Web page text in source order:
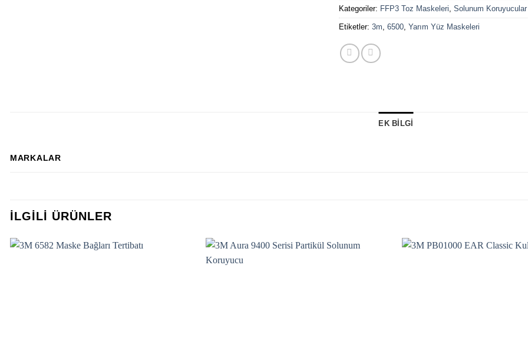
Kategoriler: FFP3 Toz Maskeleri ,Solunum Koruyucular
Etiketler:3m ,6500 ,Yarım Yüz Maskeleri
EK BILGI
MARKALAR
İLGILI ÜRÜNLER